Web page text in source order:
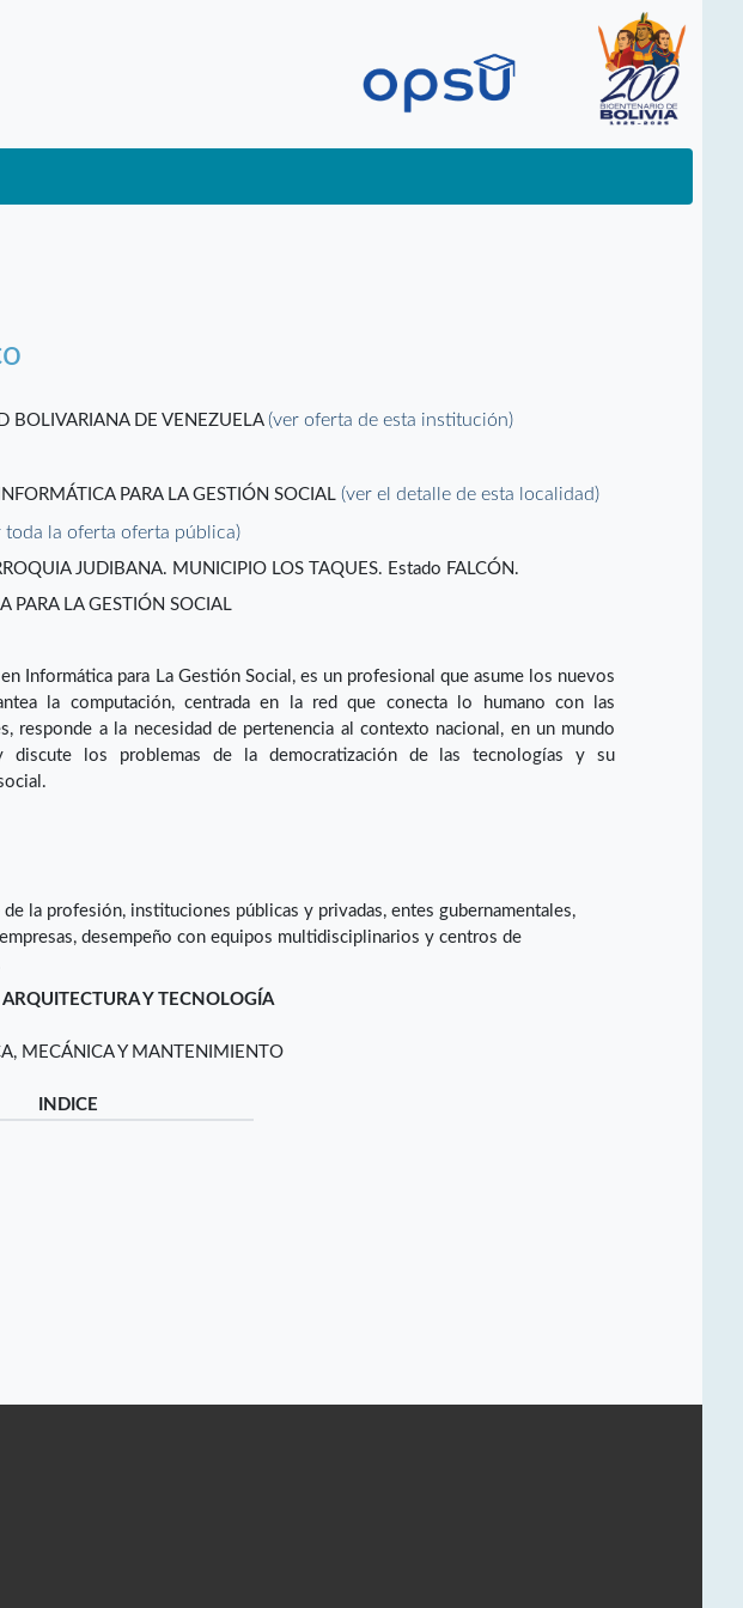
BOLIVARIANA DE VENEZUELA(ver oferta de esta institución)
PARA LA GESTIÓN SOCIAL(ver el detalle de esta localidad)
toda la oferta oferta pública)
JUDIBANA. MUNICIPIO LOS TAQUES. Estado FALCÓN.
PARA LA GESTIÓN SOCIAL
Informática para La Gestión Social, es un profesional que asume los nuevos
la computación, centrada en la red que conecta lo humano con las
responde a la necesidad de pertenencia al contexto nacional, en un mundo
discute los problemas de la democratización de las tecnologías y su
la profesión, instituciones públicas y privadas, entes gubernamentales,
desempeño con equipos multidisciplinarios y centros de
ARQUITECTURA Y TECNOLOGÍA
MECÁNICA Y MANTENIMIENTO
INDICE